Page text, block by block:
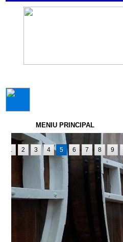
MENIU PRINCIPAL
1 2 3 4 5 6 7 8 9